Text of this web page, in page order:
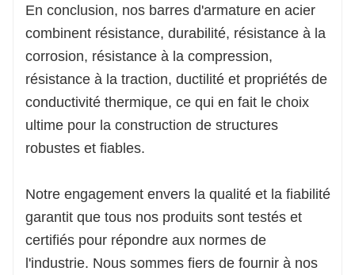
En conclusion, nos barres d'armature en acier
combinent résistance, durabilité, résistance à la
corrosion, résistance à la compression,
résistance à la traction, ductilité et propriétés de
conductivité thermique, ce qui en fait le choix
ultime pour la construction de structures
robustes et fiables.
Notre engagement envers la qualité et la fiabilité
garantit que tous nos produits sont testés et
certifiés pour répondre aux normes de
l'industrie. Nous sommes fiers de fournir à nos